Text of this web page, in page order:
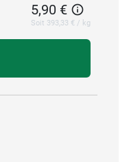
5,90 €
Soit 393,33 € / kg